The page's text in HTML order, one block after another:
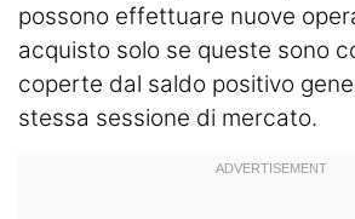
possono effettuare nuove
acquisto solo se queste sono
coperte dal saldo positivo
stessa sessione di mercato.